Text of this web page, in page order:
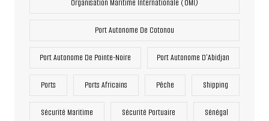
Organisation Maritime Internationale (OMI)
Port Autonome De Cotonou
Port Autonome De Pointe-Noire Port Autonome D’Abidjan
Ports Ports Africains Pêche Shipping
Sécurité Maritime Sécurité Portuaire Sénégal